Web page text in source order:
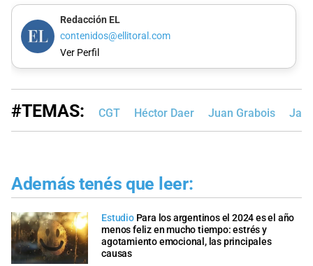
Redacción EL
contenidos@ellitoral.com
Ver Perfil
#TEMAS: CGT Héctor Daer Juan Grabois
Además tenés que leer:
Estudio Para los argentinos el 2024 es el año
menos feliz en mucho tiempo: estrés y
agotamiento emocional, las principales
causas